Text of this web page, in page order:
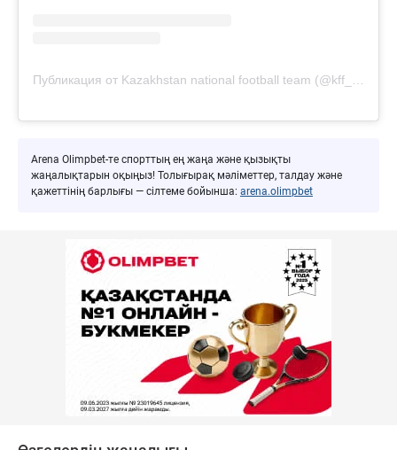
Публикация от Kazakhstan national football team (@kff_team)
Arena Olimpbet-те спорттың ең жаңа және қызықты
жаңалықтарын оқыңыз! Толығырақ мәліметтер, талдау және
қажеттінің барлығы — сілтеме бойынша: arena.olimpbet